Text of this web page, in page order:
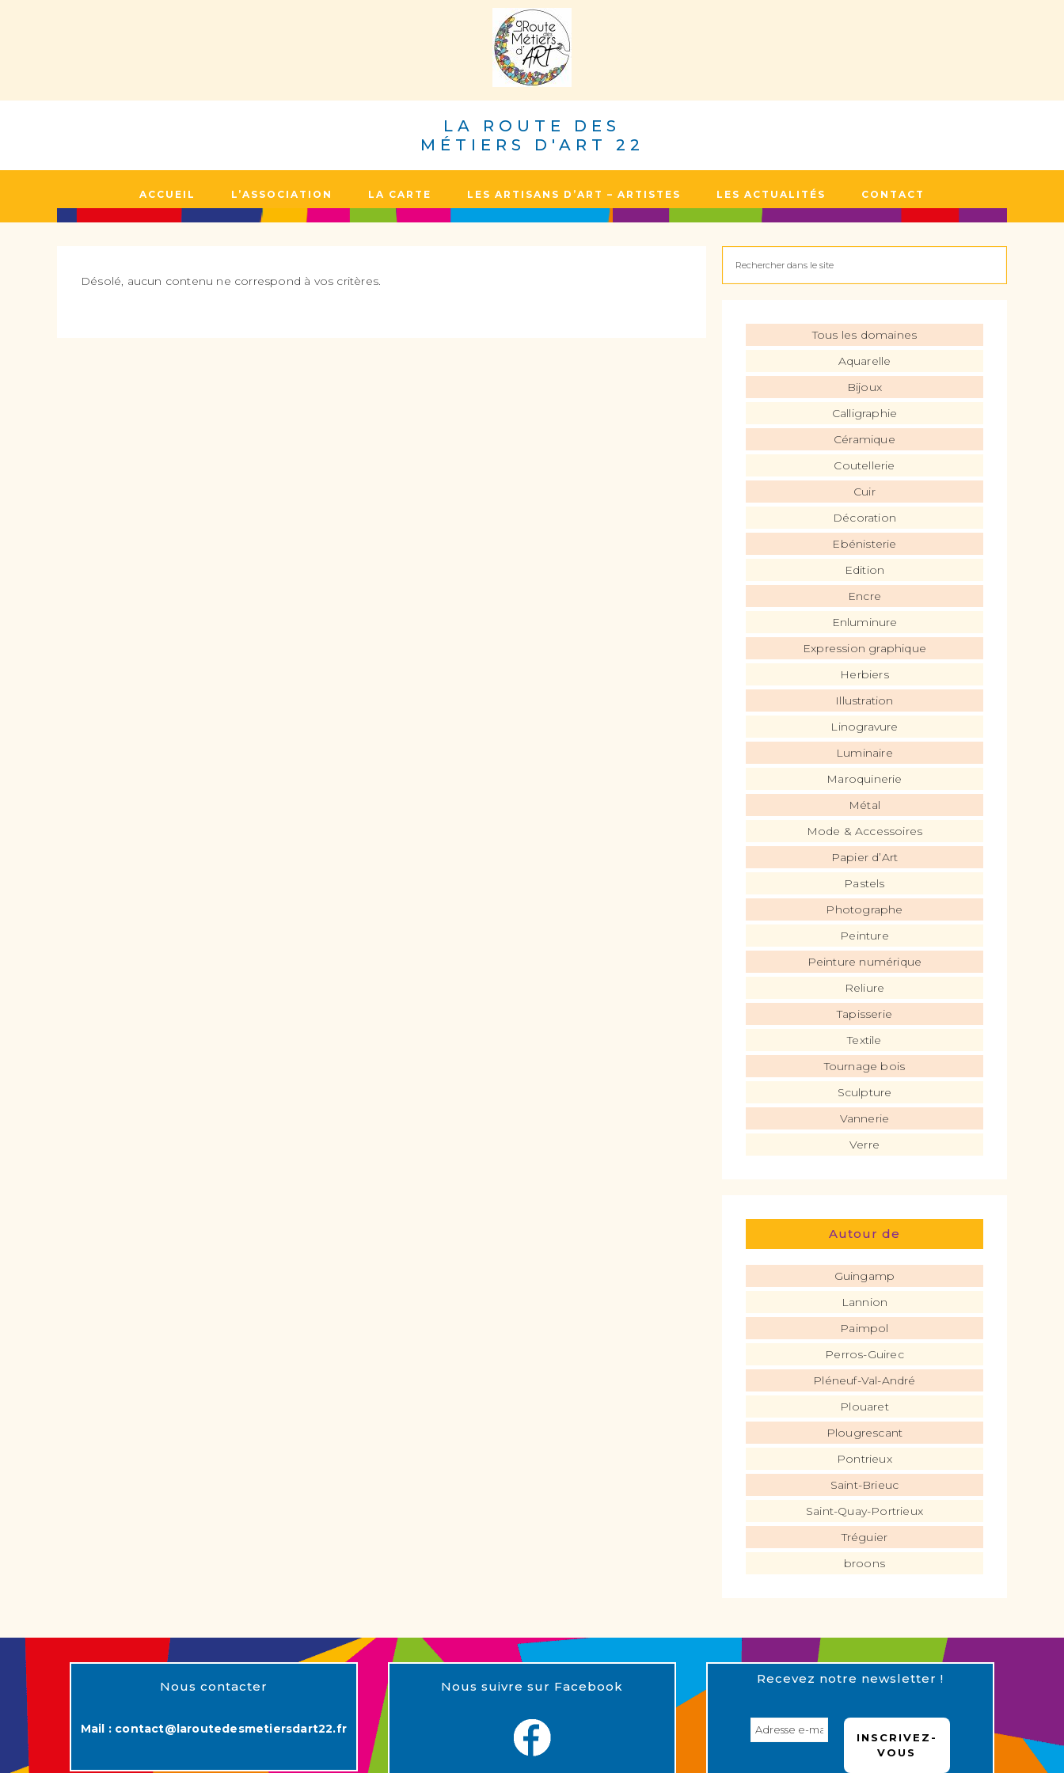
LA ROUTE DES
MÉTIERS D'ART 22
ACCUEIL L’ASSOCIATION LA CARTE LES ARTISANS D’ART – ARTISTES LES ACTUALITÉS CONTACT
Désolé, aucun contenu ne correspond à vos critères.
Tous les domaines
Aquarelle
Bijoux
Calligraphie
Céramique
Coutellerie
Cuir
Décoration
Ebénisterie
Edition
Encre
Enluminure
Expression graphique
Herbiers
Illustration
Linogravure
Luminaire
Maroquinerie
Métal
Mode & Accessoires
Papier d’Art
Pastels
Photographe
Peinture
Peinture numérique
Reliure
Tapisserie
Textile
Tournage bois
Sculpture
Vannerie
Verre
Autour de
Guingamp
Lannion
Paimpol
Perros-Guirec
Pléneuf-Val-André
Plouaret
Plougrescant
Pontrieux
Saint-Brieuc
Saint-Quay-Portrieux
Tréguier
broons
Nous contacter
Mail : contact@laroutedesmetiersdart22.fr
Nous suivre sur Facebook
Recevez notre newsletter !